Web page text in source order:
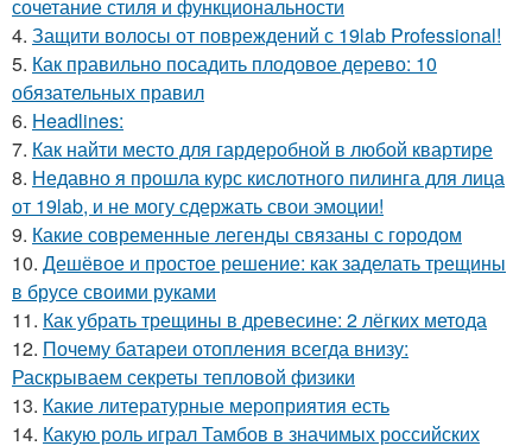
сочетание стиля и функциональности
4. Защити волосы от повреждений с 19lab Professional!
5. Как правильно посадить плодовое дерево: 10
обязательных правил
6. Headlines:
7. Как найти место для гардеробной в любой квартире
8. Недавно я прошла курс кислотного пилинга для лица
от 19lab, и не могу сдержать свои эмоции!
9. Какие современные легенды связаны с городом
10. Дешёвое и простое решение: как заделать трещины
в брусе своими руками
11. Как убрать трещины в древесине: 2 лёгких метода
12. Почему батареи отопления всегда внизу:
Раскрываем секреты тепловой физики
13. Какие литературные мероприятия есть
14. Какую роль играл Тамбов в значимых российских